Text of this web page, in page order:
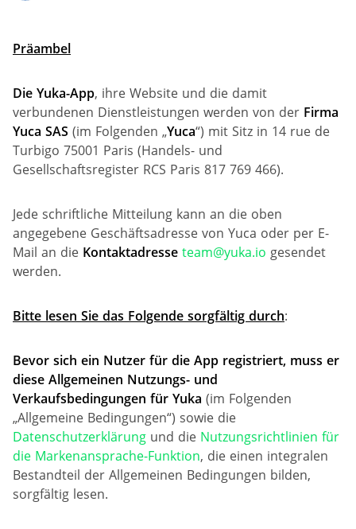
Präambel
Die Yuka-App, ihre Website und die damit
verbundenen Dienstleistungen werden von der Firma
Yuca SAS (im Folgenden „Yuca“) mit Sitz in 14 rue de
Turbigo 75001 Paris (Handels- und
Gesellschaftsregister RCS Paris 817 769 466).
Jede schriftliche Mitteilung kann an die oben
angegebene Geschäftsadresse von Yuca oder per E-
Mail an die Kontaktadresse team@yuka.io gesendet
werden.
Bitte lesen Sie das Folgende sorgfältig durch:
Bevor sich ein Nutzer für die App registriert, muss er
diese Allgemeinen Nutzungs- und
Verkaufsbedingungen für Yuka (im Folgenden
„Allgemeine Bedingungen“) sowie die
Datenschutzerklärung und die Nutzungsrichtlinien für
die Markenansprache-Funktion, die einen integralen
Bestandteil der Allgemeinen Bedingungen bilden,
sorgfältig lesen.